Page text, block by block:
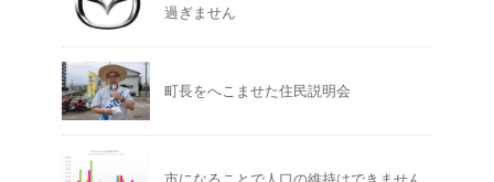
過ぎません
町長をへこませた住民説明会